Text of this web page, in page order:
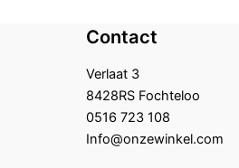
Contact
Verlaat 3
8428RS Fochteloo
0516 723 108
Info@onzewinkel.com